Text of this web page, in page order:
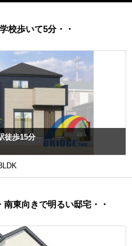
校歩いて5分・・
徒歩15分
東向きで明るい邸宅・・